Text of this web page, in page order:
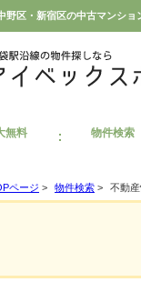
区・新宿区の中古マンシ
無料 物件検索
ページ > 物件検索 > 不動